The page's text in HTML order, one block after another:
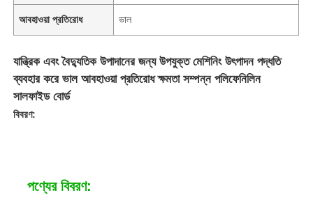
আবহাওয়া প্রতিরোধ ভাল
যান্ত্রিক এবং বৈদ্যুতিক উপাদানের জন্য উপযুক্ত মেশিনিং উৎপাদন পদ্ধতি
ব্যবহার করে ভাল আবহাওয়া প্রতিরোধ ক্ষমতা সম্পন্ন পলিফেনিলিন
সালফাইড বোর্ড
বিবরণ:
পণ্যের বিবরণ: